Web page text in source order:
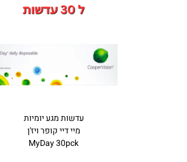
עדשות מגע יומיות
מיי דיי קופר ויז'ן
MyDay 30pck